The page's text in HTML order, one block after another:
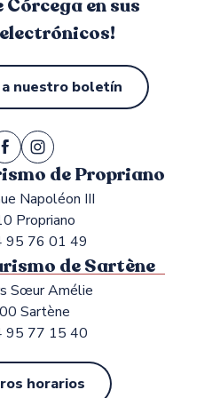
Córcega en sus
nuestro boletín
de Propriano
Napoléon III
Propriano
95 76 01 49
de Sartène
Sœur Amélie
Sartène
95 77 15 40
horarios